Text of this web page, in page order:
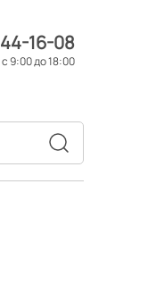
44-16-08
9:00 до 18:00